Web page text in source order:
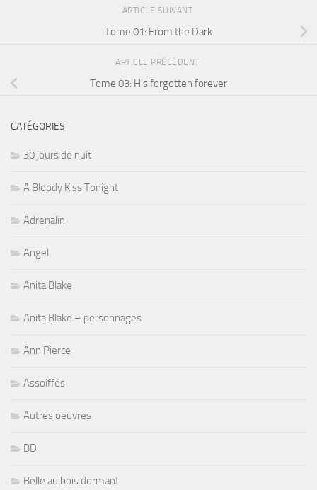
ARTICLE SUIVANT
Tome 01: From the Dark
ARTICLE PRÉCÉDENT
Tome 03: His forgotten forever
CATÉGORIES
30 jours de nuit
A Bloody Kiss Tonight
Adrenalin
Angel
Anita Blake
Anita Blake – personnages
Ann Pierce
Assoiffés
Autres oeuvres
BD
Belle au bois dormant